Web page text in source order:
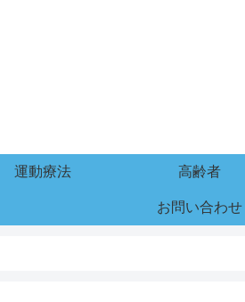
運動療法 高齢者
お問い合わせ